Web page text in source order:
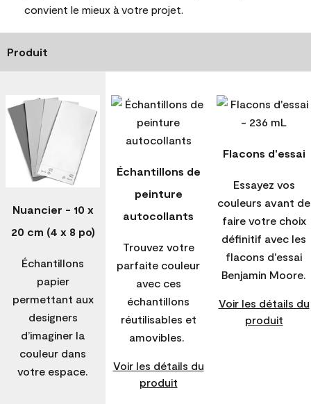
convient le mieux à votre projet.
Produit
Nuancier - 10 x
20 cm (4 x 8 po)
Échantillons
papier
permettant aux
designers
d’imaginer la
couleur dans
votre espace.
Échantillons de
peinture
autocollants
Trouvez votre
parfaite couleur
avec ces
échantillons
réutilisables et
amovibles.
Voir les détails du
produit
Flacons d'essai
Essayez vos
couleurs avant de
faire votre choix
définitif avec les
flacons d'essai
Benjamin Moore.
Voir les détails du
produit